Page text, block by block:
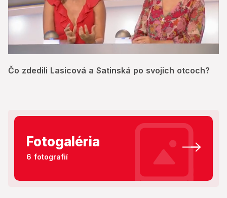
of
40
Čo zdedili Lasicová a Satinská po svojich otcoch?
Fotogaléria
6 fotografií